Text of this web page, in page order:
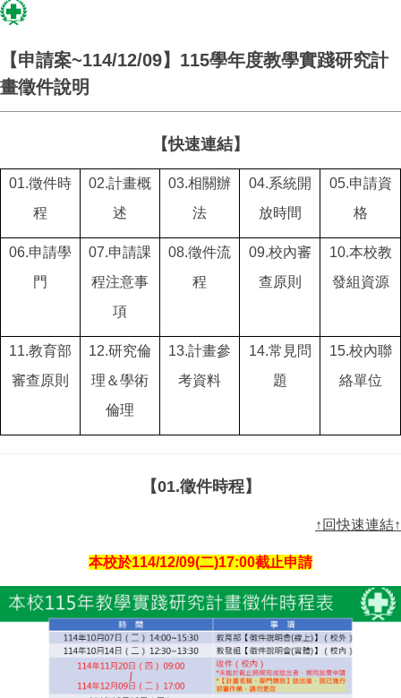
【申請案~114/12/09】115學年度教學實踐研究計
畫徵件說明
【快速連結】
01.徵件時
程
02.計畫概
述
03.相關辦
法
04.系統開
放時間
05.申請資
格
06.申請學
門
07.申請課
程注意事
項
08.徵件流
程
09.校內審
查原則
10.本校教
發組資源
11.教育部
審查原則
12.研究倫
理＆學術
倫理
13.計畫參
考資料
14.常見問
題
15.校內聯
絡單位
【01.徵件時程】
↑回快速連結↑
本校於114/12/09(二)17:00截止申請